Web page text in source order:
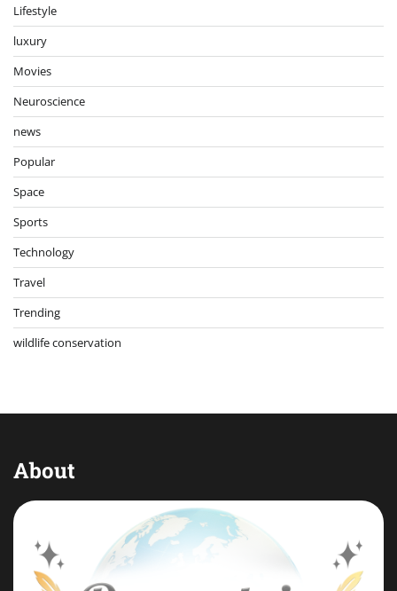
Lifestyle
luxury
Movies
Neuroscience
news
Popular
Space
Sports
Technology
Travel
Trending
wildlife conservation
About